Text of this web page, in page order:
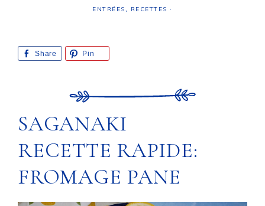
ENTRÉES, RECETTES ·
Share Pin
SAGANAKI
RECETTE RAPIDE:
FROMAGE PANE